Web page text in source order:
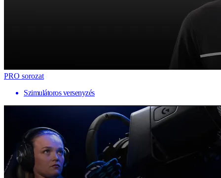
PRO sorozat
Szimulátoros versenyzés